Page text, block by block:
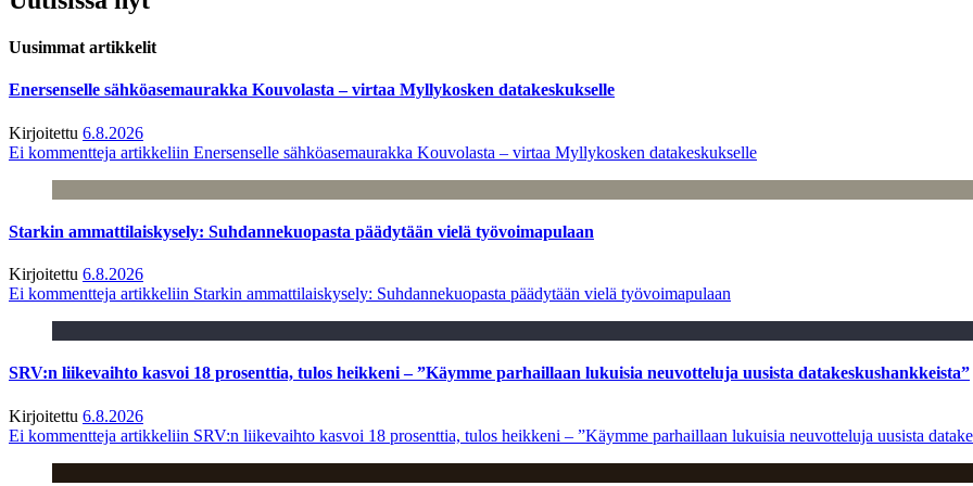
Uusimmat artikkelit
Enersenselle sähköasemaurakka Kouvolasta – virtaa Myllykosken datakeskukselle
Kirjoitettu 6.8.2026
Ei kommentteja artikkeliin Enersenselle sähköasemaurakka Kouvolasta – virtaa Myllykosken datakeskukselle
Starkin ammattilaiskysely: Suhdannekuopasta päädytään vielä työvoimapulaan
Kirjoitettu 6.8.2026
Ei kommentteja artikkeliin Starkin ammattilaiskysely: Suhdannekuopasta päädytään vielä työvoimapulaan
SRV:n liikevaihto kasvoi 18 prosenttia, tulos heikkeni – ”Käymme parhaillaan lukuisia neuvotteluja uusista datakeskushankkeista”
Kirjoitettu 6.8.2026
Ei kommentteja artikkeliin SRV:n liikevaihto kasvoi 18 prosenttia, tulos heikkeni – ”Käymme parhaillaan lukuisia neuvotteluja uusista